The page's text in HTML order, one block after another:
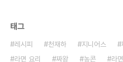
태그
레시피 천재하 지니어스
라면 요리
짜왕 농콘 라면